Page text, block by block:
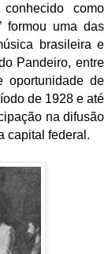
como
formou uma das
brasileira e
Pandeiro, entre
oportunidade de
de 1928 e até
na difusão
capital federal.